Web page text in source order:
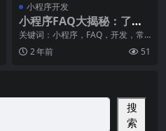
小程序开发
小程序FAQ大揭秘：了解
小程序开发的常见问题
关键词：小程序，FAQ，开发，常
见问题小程序作为近年来互联网行
业的热门话题，早已
2 年前 51
搜
索